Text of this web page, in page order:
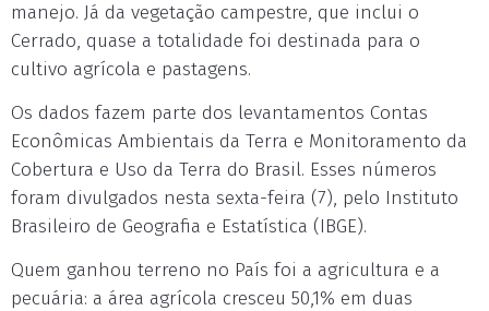
manejo. Já da vegetação campestre, que inclui o
Cerrado, quase a totalidade foi destinada para o
cultivo agrícola e pastagens.
Os dados fazem parte dos levantamentos Contas
Econômicas Ambientais da Terra e Monitoramento da
Cobertura e Uso da Terra do Brasil. Esses números
foram divulgados nesta sexta-feira (7), pelo Instituto
Brasileiro de Geografia e Estatística (IBGE).
Quem ganhou terreno no País foi a agricultura e a
pecuária: a área agrícola cresceu 50,1% em duas